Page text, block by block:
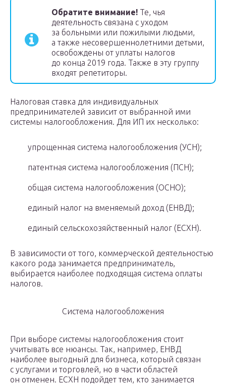
Обратите внимание! Те, чья
деятельность связана с уходом
за больными или пожилыми людьми,
а также несовершеннолетними детьми,
освобождены от уплаты налогов
до конца 2019 года. Также в эту группу
входят репетиторы.
Налоговая ставка для индивидуальных
предпринимателей зависит от выбранной ими
системы налогообложения. Для ИП их несколько:
упрощенная система налогообложения (УСН);
патентная система налогообложения (ПСН);
общая система налогообложения (ОСНО);
единый налог на вменяемый доход (ЕНВД);
единый сельскохозяйственный налог (ЕСХН).
В зависимости от того, коммерческой деятельностью
какого рода занимается предприниматель,
выбирается наиболее подходящая система оплаты
налогов.
Система налогообложения
При выборе системы налогообложения стоит
учитывать все нюансы. Так, например, ЕНВД
наиболее выгодный для бизнеса, который связан
с услугами и торговлей, но в части областей
он отменен. ЕСХН подойдет тем, кто занимается